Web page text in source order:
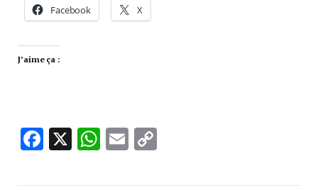
Facebook X
J’aime ça :
Facebook
X WhatsApp
Email